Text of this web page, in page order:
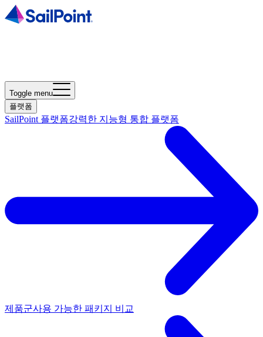
Toggle menu
플랫폼
SailPoint 플랫폼강력한 지능형 통합 플랫폼
제품군사용 가능한 패키지 비교